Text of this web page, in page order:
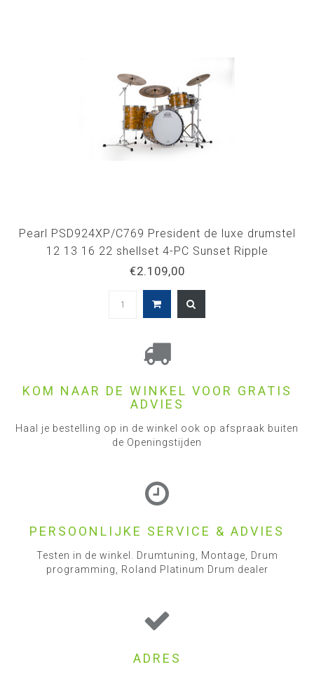
Pearl PSD924XP/C769 President de luxe drumstel
12 13 16 22 shellset 4-PC Sunset Ripple
€2.109,00
KOM NAAR DE WINKEL VOOR GRATIS
ADVIES
Haal je bestelling op in de winkel ook op afspraak buiten
de Openingstijden
PERSOONLIJKE SERVICE & ADVIES
Testen in de winkel. Drumtuning, Montage, Drum
programming, Roland Platinum Drum dealer
ADRES